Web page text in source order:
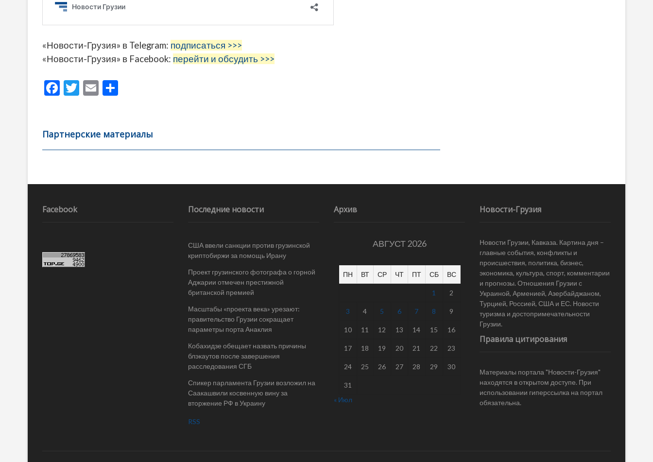
«Новости-Грузия» в Telegram: подписаться >>>
«Новости-Грузия» в Facebook: перейти и обсудить >>>
F
b
o
k
T
er
E
l
а
в
ть
Партнерские материалы
Навигация
записям
Facebook Последние новости
США ввели санкции против грузинской
криптобиржи за помощь Ирану
Проект грузинского фотографа о горной
Аджарии отмечен престижной
британской премией
Масштабы «проекта века» урезают:
правительство Грузии сокращает
параметры порта Анаклия
Кобахидзе обещает назвать причины
блэкаутов после завершения
расследования СГБ
Спикер парламента Грузии возложил на
Саакашвили косвенную вину за
вторжение РФ в Украину
RSS
Архив
АВГУСТ 2026
ПН ВТ СР ЧТ ПТ СБ ВС
1 2
3 4 5 6 7 8 9
10 11 12 13 14 15 16
17 18 19 20 21 22 23
24 25 26 27 28 29 30
31
« Июл
Новости-Грузия
Новости Грузии, Кавказа. Картина дня –
главные события, конфликты и
происшествия, политика, бизнес,
экономика, культура, спорт, комментарии
и прогнозы. Отношения Грузии с
Украиной, Арменией, Азербайджаном,
Турцией, Россией, США и ЕС. Новости
туризма и достопримечательности
Грузии.
Правила цитирования
Материалы портала "Новости-Грузия"
находятся в открытом доступе. При
использовании гиперссылка на портал
обязательна.